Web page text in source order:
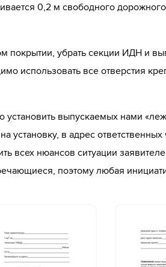
0,2 м свободного
убрать секции ИДН и
использовать все отверстия
выпускаемых нами
установку, в адрес
всех нюансов ситуации
поэтому любая